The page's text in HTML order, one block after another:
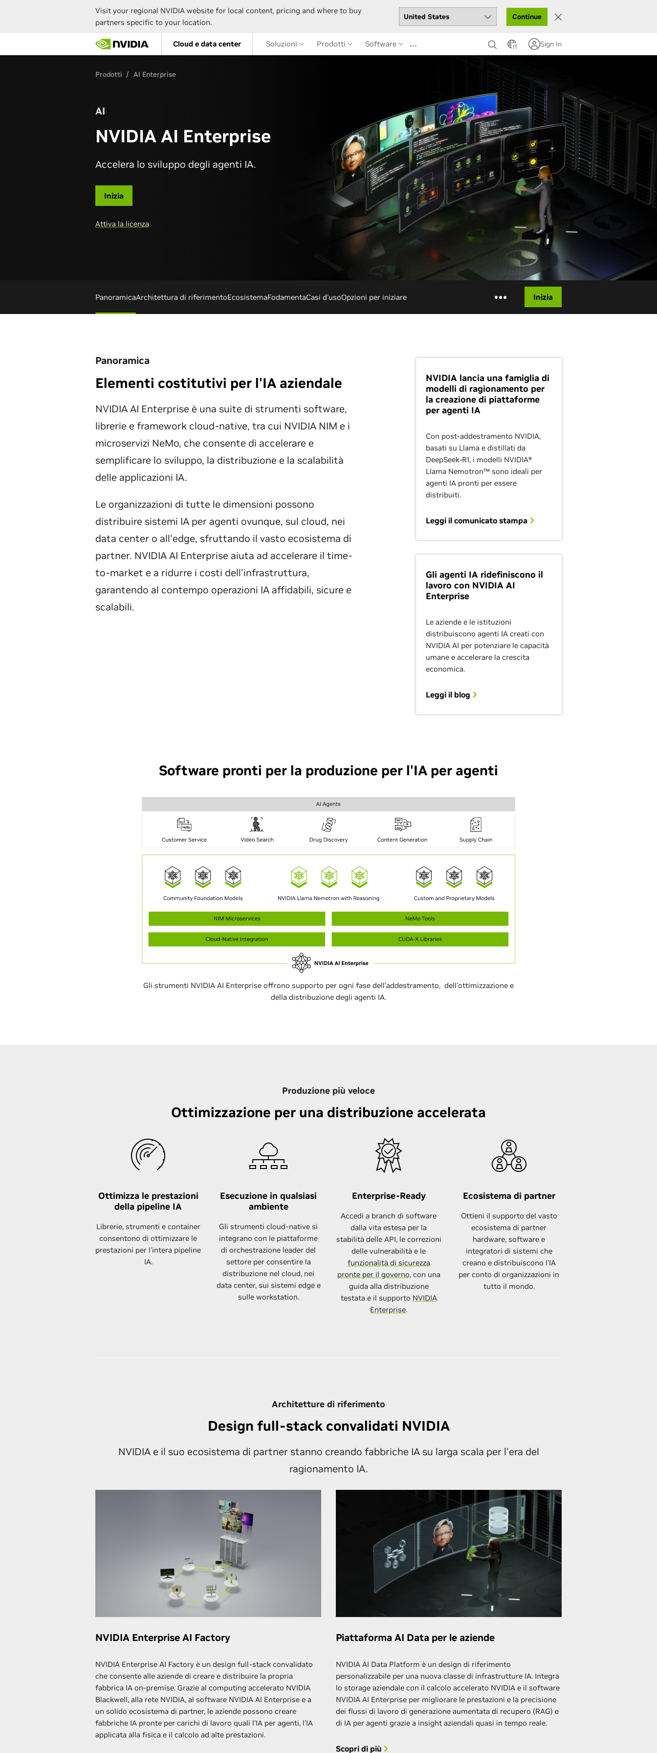
Visit your regional NVIDIA website for local content, pricing and where to buy
partners specific to your location.
Continue
main
Cloud e data center Soluzioni Prodotti Software … IT Sign In
AI
NVIDIA AI Enterprise
Accelera lo sviluppo degli agenti IA.
Inizia
Attiva la licenza
Prodotti AI Enterprise
PanoramicaArchitettura di riferimentoEcosistemaFodamentaCasi d'usoOpzioni per iniziare Inizia
Panoramica
Elementi costitutivi per l'IA aziendale
NVIDIA AI Enterprise è una suite di strumenti software,
librerie e framework cloud-native, tra cui NVIDIA NIM e i
microservizi NeMo, che consente di accelerare e
semplificare lo sviluppo, la distribuzione e la scalabilità
delle applicazioni IA.
Le organizzazioni di tutte le dimensioni possono
distribuire sistemi IA per agenti ovunque, sul cloud, nei
data center o all'edge, sfruttando il vasto ecosistema di
partner. NVIDIA AI Enterprise aiuta ad accelerare il time-
to-market e a ridurre i costi dell'infrastruttura,
garantendo al contempo operazioni IA affidabili, sicure e
scalabili.
NVIDIA lancia una famiglia di
modelli di ragionamento per
la creazione di piattaforme
per agenti IA
Con post-addestramento NVIDIA,
basati su Llama e distillati da
DeepSeek-R1, i modelli NVIDIA®
Llama Nemotron™ sono ideali per
agenti IA pronti per essere
distribuiti.
Leggi il comunicato stampa
Gli agenti IA ridefiniscono il
lavoro con NVIDIA AI
Enterprise
Le aziende e le istituzioni
distribuiscono agenti IA creati con
NVIDIA AI per potenziare le capacità
umane e accelerare la crescita
economica.
Leggi il blog
Software pronti per la produzione per l'IA per agenti
Gli strumenti NVIDIA AI Enterprise offrono supporto per ogni fase dell'addestramento, dell'ottimizzazione e
della distribuzione degli agenti IA.
Produzione più veloce
Ottimizzazione per una distribuzione accelerata
Ottimizza le prestazioni
della pipeline IA
Librerie, strumenti e container
consentono di ottimizzare le
prestazioni per l'intera pipeline
IA.
Esecuzione in qualsiasi
ambiente
Gli strumenti cloud-native si
integrano con le piattaforme
di orchestrazione leader del
settore per consentire la
distribuzione nel cloud, nei
data center, sui sistemi edge e
sulle workstation.
Enterprise-Ready
Accedi a branch di software
dalla vita estesa per la
stabilità delle API, le correzioni
delle vulnerabilità e le
funzionalità di sicurezza
pronte per il governo, con una
guida alla distribuzione
testata e il supporto NVIDIA
Enterprise.
Ecosistema di partner
Ottieni il supporto del vasto
ecosistema di partner
hardware, software e
integratori di sistemi che
creano e distribuiscono l'IA
per conto di organizzazioni in
tutto il mondo.
Architetture di riferimento
Design full-stack convalidati NVIDIA
NVIDIA e il suo ecosistema di partner stanno creando fabbriche IA su larga scala per l'era del
ragionamento IA.
NVIDIA Enterprise AI Factory
NVIDIA Enterprise AI Factory è un design full-stack convalidato
che consente alle aziende di creare e distribuire la propria
fabbrica IA on-premise. Grazie al computing accelerato NVIDIA
Blackwell, alla rete NVIDIA, al software NVIDIA AI Enterprise e a
un solido ecosistema di partner, le aziende possono creare
fabbriche IA pronte per carichi di lavoro quali l'IA per agenti, l'IA
applicata alla fisica e il calcolo ad alte prestazioni.
Piattaforma AI Data per le aziende
NVIDIA AI Data Platform è un design di riferimento
personalizzabile per una nuova classe di infrastrutture IA. Integra
lo storage aziendale con il calcolo accelerato NVIDIA e il software
NVIDIA AI Enterprise per migliorare le prestazioni e la precisione
dei flussi di lavoro di generazione aumentata di recupero (RAG) e
di IA per agenti grazie a insight aziendali quasi in tempo reale.
Scopri di più